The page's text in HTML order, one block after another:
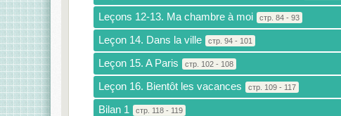
Leçons 12-13. Ma chambre à moi стр. 84 - 93
Leçon 14. Dans la ville стр. 94 - 101
Leçon 15. A Paris стр. 102 - 108
Leçon 16. Bientôt les vacances стр. 109 - 117
Bilan 1 стр. 118 - 119